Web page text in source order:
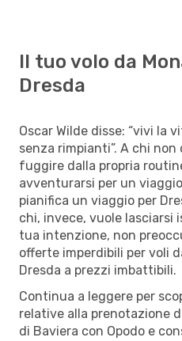
Il tuo volo da
Dresda
Oscar Wilde disse: “vivi la
senza rimpianti”. A chi
fuggire dalla propria
avventurarsi per un viaggio
pianifica un viaggio per
chi, invece, vuole lasciarsi
tua intenzione, non
offerte imperdibili per voli
Dresda a prezzi imbattibili.
Continua a leggere per
relative alla prenotazione
di Baviera con Opodo e